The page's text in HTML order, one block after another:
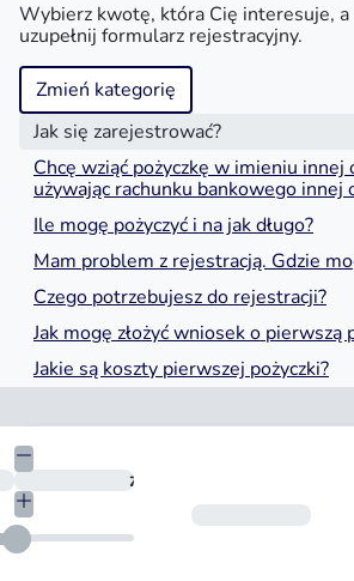
Zmień kategorię
Jak się zarejestrować?
Chcę wziąć pożyczkę w imieniu innej
używając rachunku bankowego innej
Ile mogę pożyczyć i na jak długo?
Mam problem z rejestracją. Gdzie
Czego potrzebujesz do rejestracji?
Jak mogę złożyć wniosek o pierwszą
Jakie są koszty pierwszej pożyczki?
Wybierz kwotę, która Cię interesuje, a
uzupełnij formularz rejestracyjny.
Kwota
zł